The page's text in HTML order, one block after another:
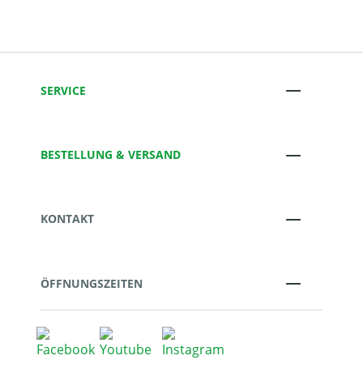
SERVICE
BESTELLUNG & VERSAND
KONTAKT
ÖFFNUNGSZEITEN